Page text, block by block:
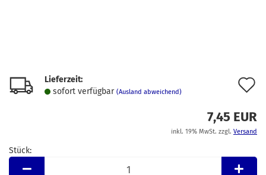
Lieferzeit:
sofort verfügbar (Ausland abweichend)
7,45 EUR
inkl. 19% MwSt. zzgl. Versand
Stück:
Stück